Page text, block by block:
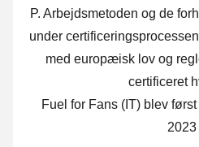
P. Arbejdsmetoden og de
under
med europæisk lov og
certificeret
Fuel for Fans (IT) blev
2023